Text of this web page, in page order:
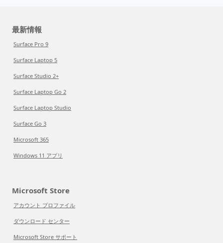
最新情報
Surface Pro 9
Surface Laptop 5
Surface Studio 2+
Surface Laptop Go 2
Surface Laptop Studio
Surface Go 3
Microsoft 365
Windows 11 アプリ
Microsoft Store
アカウント プロファイル
ダウンロード センター
Microsoft Store サポート